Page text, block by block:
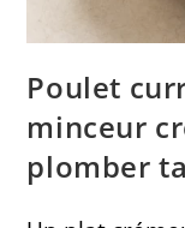
Poulet
minceur
plomber